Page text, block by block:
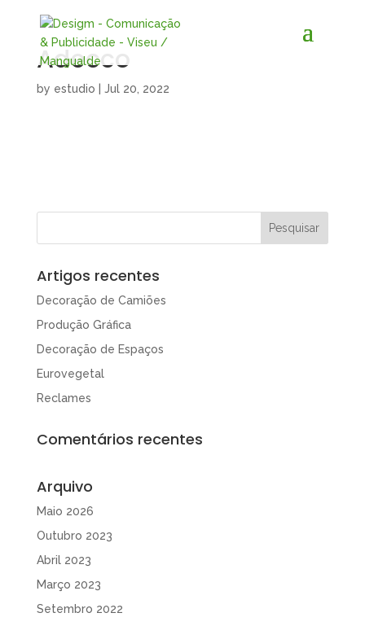
Adecco
by estudio Jul 20, 2022
Artigos recentes
Decoração de Camiões
Produção Gráfica
Decoração de Espaços
Eurovegetal
Reclames
Comentários recentes
Arquivo
Maio 2026
Outubro 2023
Abril 2023
Março 2023
Setembro 2022